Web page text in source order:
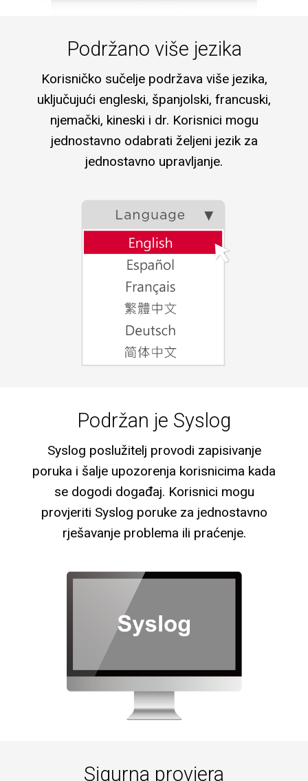
Podržano više jezika
Korisničko sučelje podržava više jezika,
uključujući engleski, španjolski, francuski,
njemački, kineski i dr. Korisnici mogu
jednostavno odabrati željeni jezik za
jednostavno upravljanje.
Podržan je Syslog
Syslog poslužitelj provodi zapisivanje
poruka i šalje upozorenja korisnicima kada
se dogodi događaj. Korisnici mogu
provjeriti Syslog poruke za jednostavno
rješavanje problema ili praćenje.
Sigurna provjera